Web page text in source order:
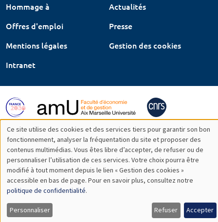
Hommage à
Actualités
Offres d'emploi
Presse
Mentions légales
Gestion des cookies
Intranet
Utilisation
des
données
personnelles
et
Ce site utilise des cookies et des services tiers pour garantir son bon
fonctionnement, analyser la fréquentation du site et proposer des
contenus multimédias. Vous êtes libre d’accepter, de refuser ou de
personnaliser l’utilisation de ces services. Votre choix pourra être
modifié à tout moment depuis le lien « Gestion des cookies »
accessible en bas de page. Pour en savoir plus, consultez notre
politique de confidentialité.
Personnaliser Refuser Accepter